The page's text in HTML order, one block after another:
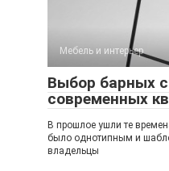
Мебель и интерьер
Выбор барных
современных
В прошлое ушли те
было однотипным и
владельцы